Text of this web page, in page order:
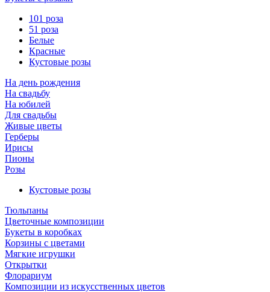
101 роза
51 роза
Белые
Красные
Кустовые розы
На день рождения
На свадьбу
На юбилей
Для свадьбы
Живые цветы
Герберы
Ирисы
Пионы
Розы
Кустовые розы
Тюльпаны
Цветочные композиции
Букеты в коробках
Корзины с цветами
Мягкие игрушки
Открытки
Флорариум
Композиции из искусственных цветов